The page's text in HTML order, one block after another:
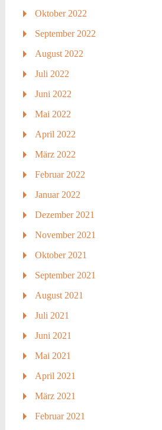
Oktober 2022
September 2022
August 2022
Juli 2022
Juni 2022
Mai 2022
April 2022
März 2022
Februar 2022
Januar 2022
Dezember 2021
November 2021
Oktober 2021
September 2021
August 2021
Juli 2021
Juni 2021
Mai 2021
April 2021
März 2021
Februar 2021